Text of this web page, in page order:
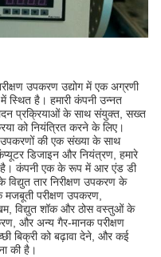
उपकरण उद्योग में एक अग्रणी
है। हमारी कंपनी उन्नत
प्रक्रियाओं के साथ संयुक्त, सख्त
को नियंत्रित करने के लिए।
की एक संख्या के साथ
डिजाइन और नियंत्रण, हमारे
है। कंपनी एक के रूप में आर एंड डी
तार निरीक्षण उपकरण के
मजबूती परीक्षण उपकरण,
विद्युत शॉक और ठोस वस्तुओं के
और अन्य गैर-मानक परीक्षण
बिक्री को बढ़ावा देने, और कई
की है।